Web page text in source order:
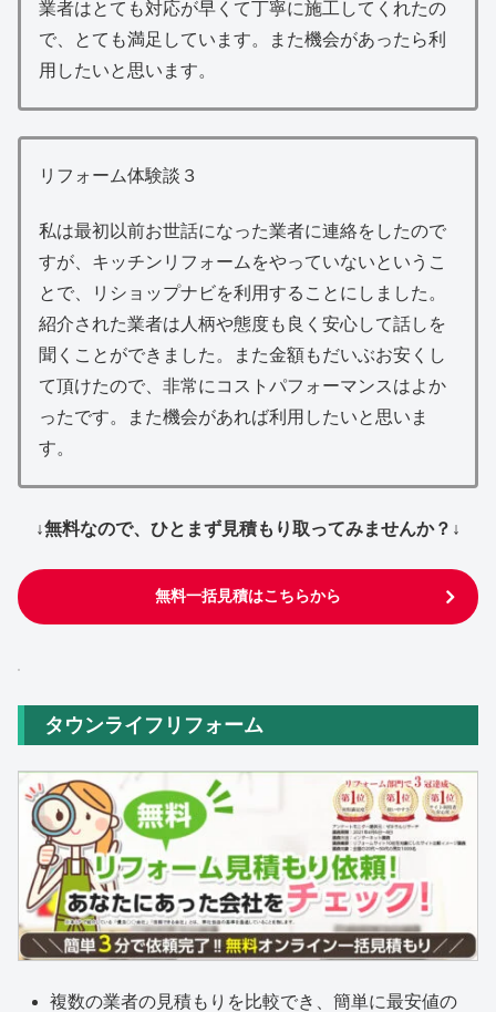
業者はとても対応が早くて丁寧に施工してくれたの
で、とても満足しています。また機会があったら利
用したいと思います。
リフォーム体験談３
私は最初以前お世話になった業者に連絡をしたので
すが、キッチンリフォームをやっていないというこ
とで、リショップナビを利用することにしました。
紹介された業者は人柄や態度も良く安心して話しを
聞くことができました。また金額もだいぶお安くし
て頂けたので、非常にコストパフォーマンスはよか
ったです。また機会があれば利用したいと思いま
す。
↓無料なので、ひとまず見積もり取ってみませんか？↓
無料一括見積はこちらから
タウンライフリフォーム
複数の業者の見積もりを比較でき、簡単に最安値の